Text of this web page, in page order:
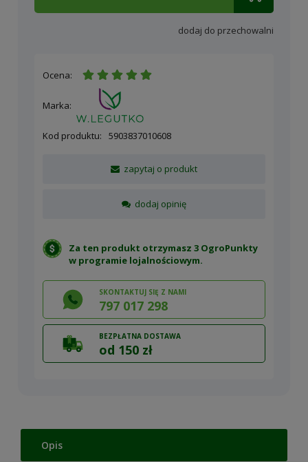
dodaj do przechowalni
Ocena:
Marka:
Kod produktu: 5903837010608
zapytaj o produkt
dodaj opinię
Za ten produkt otrzymasz 3 OgroPunkty
w programie lojalnościowym.
SKONTAKTUJ SIĘ Z NAMI
797 017 298
BEZPŁATNA DOSTAWA
od 150 zł
Opis